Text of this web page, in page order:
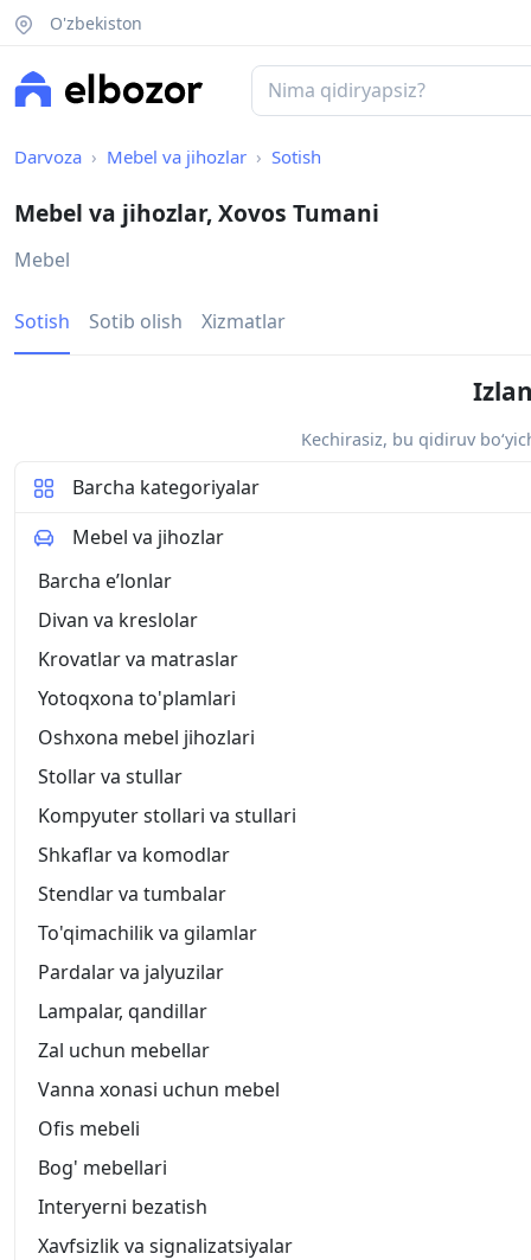
O'zbekiston
Darvoza Mebel va jihozlar Sotish
Mebel va jihozlar, Xovos Tumani
Mebel
Sotish Sotib olish Xizmatlar
Kechirasiz, bu qidiruv
Barcha kategoriyalar
Mebel va jihozlar
Barcha eʼlonlar
Divan va kreslolar
Krovatlar va matraslar
Yotoqxona to'plamlari
Oshxona mebel jihozlari
Stollar va stullar
Kompyuter stollari va stullari
Shkaflar va komodlar
Stendlar va tumbalar
To'qimachilik va gilamlar
Pardalar va jalyuzilar
Lampalar, qandillar
Zal uchun mebellar
Vanna xonasi uchun mebel
Ofis mebeli
Bog' mebellari
Interyerni bezatish
Xavfsizlik va signalizatsiyalar